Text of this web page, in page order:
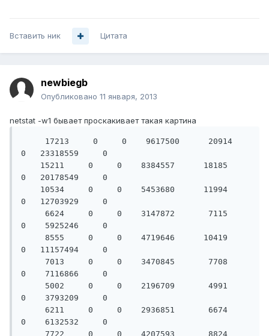
Вставить ник Цитата
newbiegb
Опубликовано 11 января, 2013
netstat -w1 бывает проскакивает такая картина
0   23318559     0
0   20178549     0
0   12703929     0
0    5925246     0
0   11157494     0
0    7116866     0
0    3793209     0
0    6132532     0